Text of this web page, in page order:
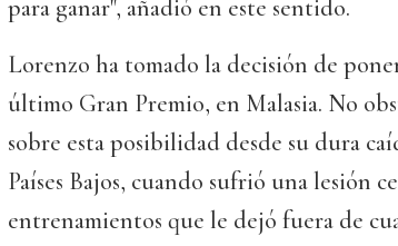
para ganar", añadió en este sentido.
Lorenzo ha tomado la decisión de
último Gran Premio, en Malasia. No
sobre esta posibilidad desde su dura
Países Bajos, cuando sufrió una lesión
entrenamientos que le dejó fuera de